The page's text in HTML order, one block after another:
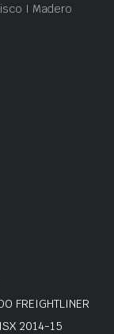
I Madero
FREIGHTLINER
2014-15